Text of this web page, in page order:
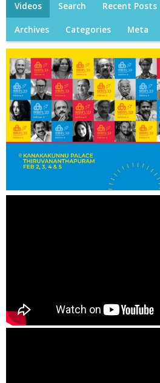
Videos Search Recent Posts
Archives Categories Meta